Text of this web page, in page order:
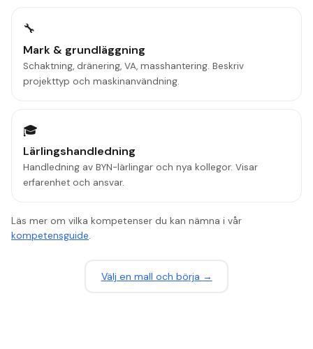
🔧
Mark & grundläggning
Schaktning, dränering, VA, masshantering. Beskriv
projekttyp och maskinanvändning.
🎓
Lärlingshandledning
Handledning av BYN-lärlingar och nya kollegor. Visar
erfarenhet och ansvar.
Läs mer om vilka kompetenser du kan nämna i vår
kompetensguide.
Välj en mall och börja →